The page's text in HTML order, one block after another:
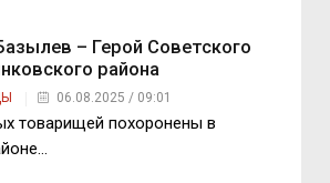
– Герой Советского
района
06.08.2025 / 09:01
товарищей похоронены в